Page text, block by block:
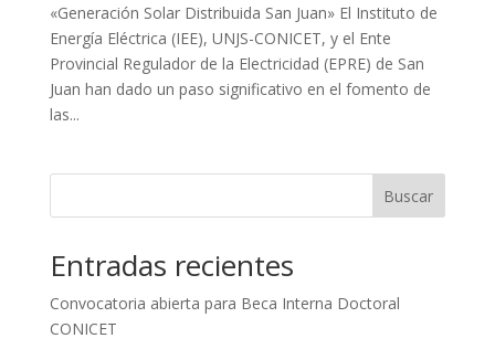
«Generación Solar Distribuida San Juan» El Instituto de
Energía Eléctrica (IEE), UNJS-CONICET, y el Ente
Provincial Regulador de la Electricidad (EPRE) de San
Juan han dado un paso significativo en el fomento de
las...
Buscar
Entradas recientes
Convocatoria abierta para Beca Interna Doctoral
CONICET